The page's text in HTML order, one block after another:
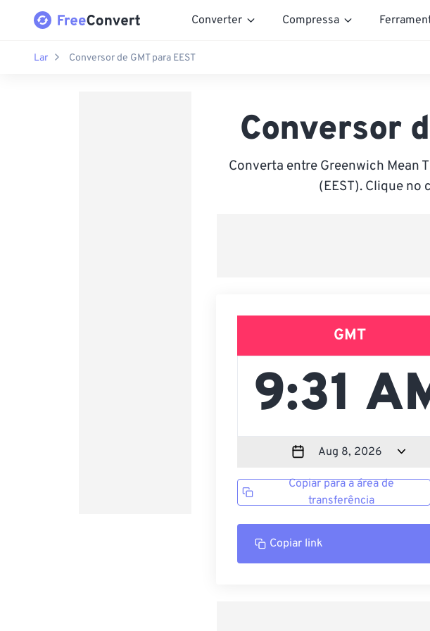
Converter Compressa
Lar Conversor de GMT para EEST
Conversor
Converta entre Greenwich Mean
(EEST). Clique no
GMT
Copiar para a área de
transferência
Copiar link